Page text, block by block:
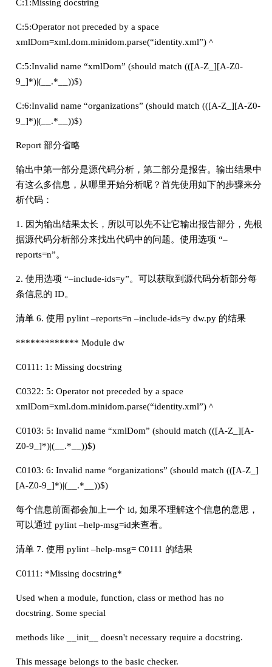
C:1:Missing docstring
C:5:Operator not preceded by a space
xmlDom=xml.dom.minidom.parse(“identity.xml”) ^
C:5:Invalid name “xmlDom” (should match (([A-Z_][A-Z0-
9_]*)|(__.*__))$)
C:6:Invalid name “organizations” (should match (([A-Z_][A-Z0-
9_]*)|(__.*__))$)
Report 部分省略
输出中第一部分是源代码分析，第二部分是报告。输出结果中
有这么多信息，从哪里开始分析呢？首先使用如下的步骤来分
析代码：
1. 因为输出结果太长，所以可以先不让它输出报告部分，先根
据源代码分析部分来找出代码中的问题。使用选项 “–
reports=n”。
2. 使用选项 “–include-ids=y”。可以获取到源代码分析部分每
条信息的 ID。
清单 6. 使用 pylint –reports=n –include-ids=y dw.py 的结果
************* Module dw
C0111: 1: Missing docstring
C0322: 5: Operator not preceded by a space
xmlDom=xml.dom.minidom.parse(“identity.xml”) ^
C0103: 5: Invalid name “xmlDom” (should match (([A-Z_][A-
Z0-9_]*)|(__.*__))$)
C0103: 6: Invalid name “organizations” (should match (([A-Z_]
[A-Z0-9_]*)|(__.*__))$)
每个信息前面都会加上一个 id, 如果不理解这个信息的意思，
可以通过 pylint –help-msg=id来查看。
清单 7. 使用 pylint –help-msg= C0111 的结果
C0111: *Missing docstring*
Used when a module, function, class or method has no
docstring. Some special
methods like __init__ doesn't necessary require a docstring.
This message belongs to the basic checker.